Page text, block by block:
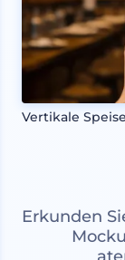
Vertikale
Erkunden